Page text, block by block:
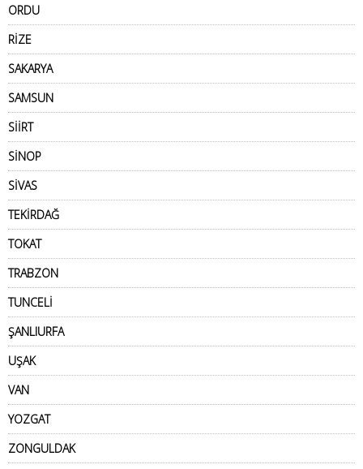
ORDU
RİZE
SAKARYA
SAMSUN
SİİRT
SİNOP
SİVAS
TEKİRDAĞ
TOKAT
TRABZON
TUNCELİ
ŞANLIURFA
UŞAK
VAN
YOZGAT
ZONGULDAK